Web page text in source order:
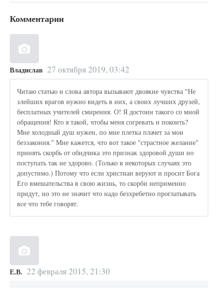
Комментарии
Владислав 27 октября 2019, 03:42
Читаю статью и слова автора вызывают двоякие чувства "Не
злейших врагов нужно видеть в них, а своих лучших друзей,
бесплатных учителей смирения. О! Я достоин такого со мной
обращения! Кто я такой, чтобы меня согревать и покоить?
Мне холодный душ нужен, по мне плетка плачет за мои
беззакония." Мне кажется, что вот такое "страстное желание"
принять скорбь от обидчика это признак здоровой души но
поступать так не здорово. (Только в некоторых случаях это
допустимо.) Потому что если христиан веруют и просит Бога
Его вмешательства в свою жизнь, то скорби неприменно
придут, но это не значит что надо безхребетно проглатывать
все что тебе говорят.
Е.В. 22 февраля 2015, 21:30